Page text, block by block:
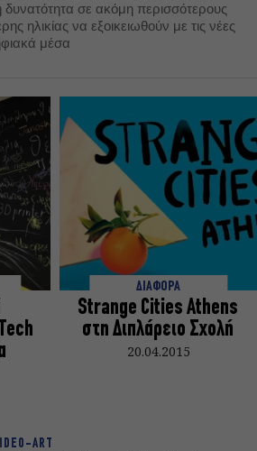
σε ακόμη περισσότερους
ηλικίας να εξοικειωθούν με τις νέες
μέσα
ΔΙΑΦΟΡΑ
Strange Cities Athens
στη Διπλάρειο Σχολή
20.04.2015
ART